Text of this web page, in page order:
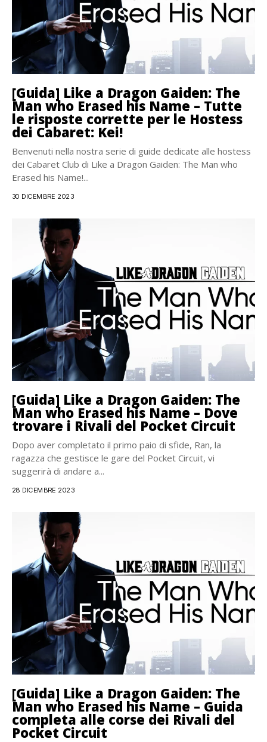
[Guida] Like a Dragon Gaiden: The
Man who Erased his Name – Tutte
le risposte corrette per le Hostess
dei Cabaret: Kei!
Benvenuti nella nostra serie di guide dedicate alle hostess
dei Cabaret Club di Like a Dragon Gaiden: The Man who
Erased his Name!...
30 DICEMBRE 2023
[Guida] Like a Dragon Gaiden: The
Man who Erased his Name – Dove
trovare i Rivali del Pocket Circuit
Dopo aver completato il primo paio di sfide, Ran, la
ragazza che gestisce le gare del Pocket Circuit, vi
suggerirà di andare a...
28 DICEMBRE 2023
[Guida] Like a Dragon Gaiden: The
Man who Erased his Name – Guida
completa alle corse dei Rivali del
Pocket Circuit